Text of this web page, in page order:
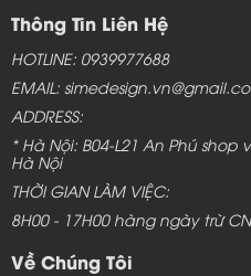
Thông Tin Liên Hệ
HOTLINE: 0939977688
EMAIL:
ADDRESS:
* Hà Nội: B04-L21 An Phú
Hà Nội
THỜI GIAN LÀM VIỆC:
8H00 - 17H00 hàng ngày trừ
Về Chúng Tôi